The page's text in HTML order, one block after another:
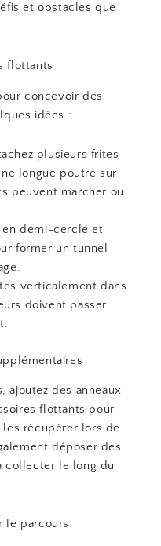
et obstacles que
flottants
concevoir des
idées :
plusieurs frites
longue poutre sur
peuvent marcher ou
en demi-cercle et
former un tunnel
verticalement dans
doivent passer
ajoutez des anneaux
flottants pour
récupérer lors de
déposer des
collecter le long du
le parcours